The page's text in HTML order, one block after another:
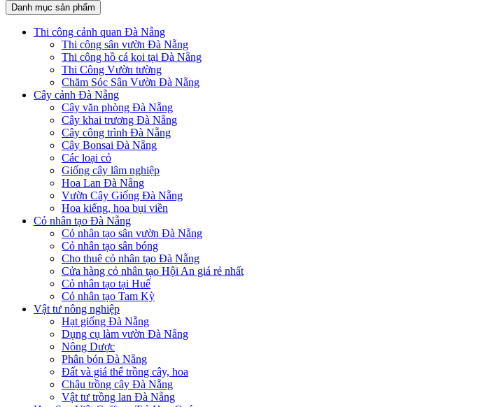
Danh mục sản phẩm
Thi công cảnh quan Đà Nẵng
Thi công sân vườn Đà Nẵng
Thi công hồ cá koi tại Đà Nẵng
Thi Công Vườn tường
Chăm Sóc Sân Vườn Đà Nẵng
Cây cảnh Đà Nẵng
Cây văn phòng Đà Nẵng
Cây khai trương Đà Nẵng
Cây công trình Đà Nẵng
Cây Bonsai Đà Nẵng
Các loại cỏ
Giống cây lâm nghiệp
Hoa Lan Đà Nẵng
Vườn Cây Giống Đà Nẵng
Hoa kiểng, hoa bụi viền
Cỏ nhân tạo Đà Nẵng
Cỏ nhân tạo sân vườn Đà Nẵng
Cỏ nhân tạo sân bóng
Cho thuê cỏ nhân tạo Đà Nẵng
Cửa hàng cỏ nhân tạo Hội An giá rẻ nhất
Cỏ nhân tạo tại Huế
Cỏ nhân tạo Tam Kỳ
Vật tư nông nghiệp
Hạt giống Đà Nẵng
Dụng cụ làm vườn Đà Nẵng
Nông Dược
Phân bón Đà Nẵng
Đất và giá thể trồng cây, hoa
Chậu trồng cây Đà Nẵng
Vật tư trồng lan Đà Nẵng